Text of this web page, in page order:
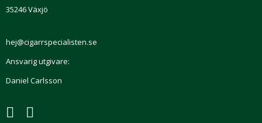
35246 Växjö
hej@cigarrspecialisten.se
Ansvarig utgivare:
Daniel Carlsson